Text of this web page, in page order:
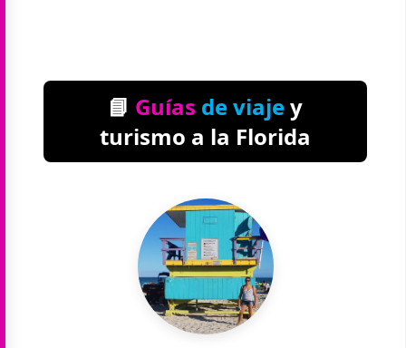
📘 Guías de viajey
turismo a la Florida